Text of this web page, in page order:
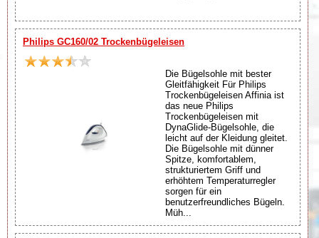
Philips GC160/02 Trockenbügeleisen
Die Bügelsohle mit bester
Gleitfähigkeit Für Philips
Trockenbügeleisen Affinia ist
das neue Philips
Trockenbügeleisen mit
DynaGlide-Bügelsohle, die
leicht auf der Kleidung gleitet.
Die Bügelsohle mit dünner
Spitze, komfortablem,
strukturiertem Griff und
erhöhtem Temperaturregler
sorgen für ein
benutzerfreundliches Bügeln.
Müh...